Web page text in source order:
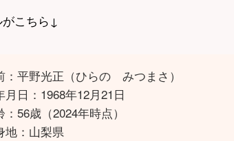
こちら↓
：平野光正（ひらの みつまさ）
月日：1968年12月21日
：56歳（2024年時点）
地：山梨県